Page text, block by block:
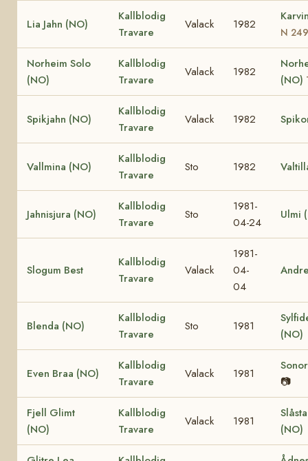
Lia Jahn (NO)
Kallblodig
Travare
Valack 1982
N
Norheim Solo
(NO)
Kallblodig
Travare
Valack 1982
(NO)
Spikjahn (NO)
Kallblodig
Travare
Valack 1982
Vallmina (NO)
Kallblodig
Travare
Sto 1982
Jahnisjura (NO)
Kallblodig
Travare
Sto
1981-
04-24
Ulmi
Slogum Best
Kallblodig
Travare
Valack
1981-
04-
04
Blenda (NO)
Kallblodig
Travare
Sto 1981
(NO)
Even Braa (NO)
Kallblodig
Travare
Valack 1981
📷
Fjell Glimt
(NO)
Kallblodig
Travare
Valack 1981
(NO)